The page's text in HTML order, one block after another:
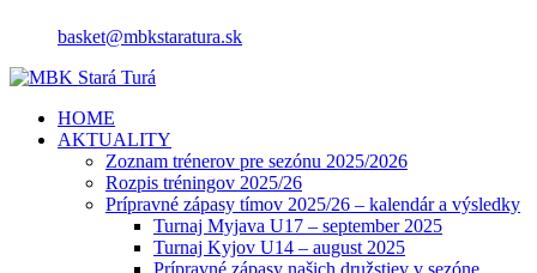
basket@mbkstaratura.sk
HOME
AKTUALITY
Zoznam trénerov pre sezónu 2025/2026
Rozpis tréningov 2025/26
Prípravné zápasy tímov 2025/26 – kalendár a výsledky
Turnaj Myjava U17 – september 2025
Turnaj Kyjov U14 – august 2025
Prípravné zápasy našich družstiev v sezóne